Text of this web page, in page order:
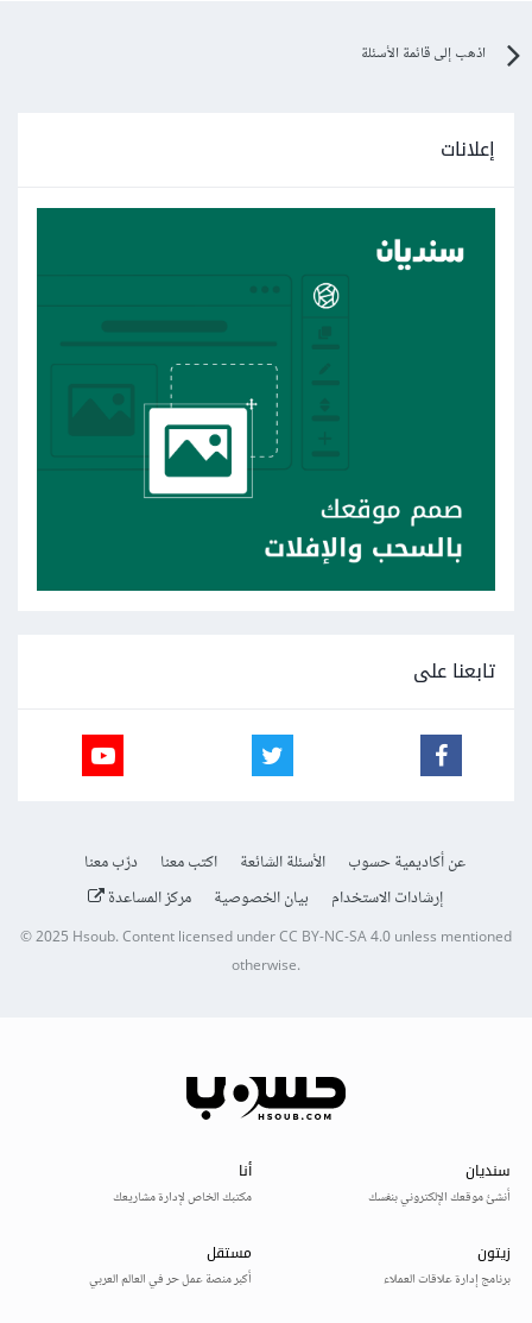
اذهب إلى قائمة الأسئلة
إعلانات
تابعنا على
عن أكاديمية حسوب الأسئلة الشائعة اكتب معنا
درّب معنا
إرشادات الاستخدام
بيان الخصوصية مركز المساعدة
© 2025Hsoub.Content licensed underCC BY-NC-SA 4.0unless mentioned
otherwise.